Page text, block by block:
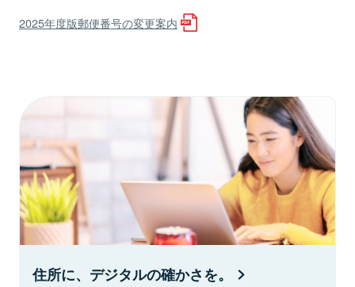
2025年度版郵便番号の変更案内
住所に、デジタルの確かさを。